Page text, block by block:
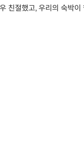
친절했고, 우리의 숙박